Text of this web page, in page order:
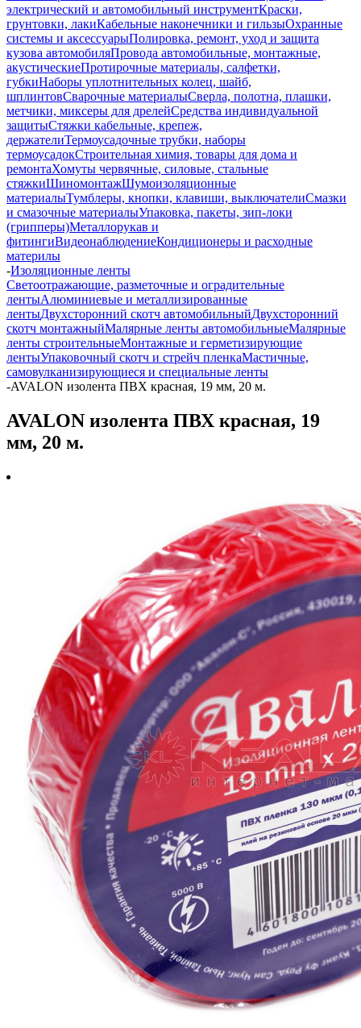
электрический и автомобильный инструментКраски,
грунтовки, лакиКабельные наконечники и гильзыОхранные
системы и аксессуарыПолировка, ремонт, уход и защита
кузова автомобиляПровода автомобильные, монтажные,
акустическиеПротирочные материалы, салфетки,
губкиНаборы уплотнительных колец, шайб,
шплинтовСварочные материалыСверла, полотна, плашки,
метчики, миксеры для дрелейСредства индивидуальной
защитыСтяжки кабельные, крепеж,
держателиТермоусадочные трубки, наборы
термоусадокСтроительная химия, товары для дома и
ремонтаХомуты червячные, силовые, стальные
стяжкиШиномонтажШумоизоляционные
материалыТумблеры, кнопки, клавиши, выключателиСмазки
и смазочные материалыУпаковка, пакеты, зип-локи
(грипперы)Металлорукав и
фитингиВидеонаблюдениеКондиционеры и расходные
материлы
-Изоляционные ленты
Светоотражающие, разметочные и оградительные
лентыАлюминиевые и металлизированные
лентыДвухсторонний скотч автомобильныйДвухсторонний
скотч монтажныйМалярные ленты автомобильныеМалярные
ленты строительныеМонтажные и герметизирующие
лентыУпаковочный скотч и стрейч пленкаМастичные,
самовулканизирующиеся и специальные ленты
-AVALON изолента ПВХ красная, 19 мм, 20 м.
AVALON изолента ПВХ красная, 19
мм, 20 м.